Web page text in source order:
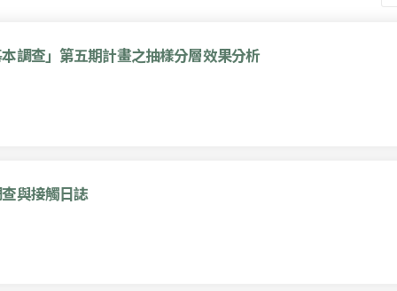
調查」第五期計畫之抽樣分層效果分析
與接觸日誌